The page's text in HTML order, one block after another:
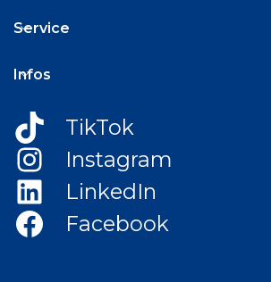
Service
Infos
TikTok
Instagram
LinkedIn
Facebook